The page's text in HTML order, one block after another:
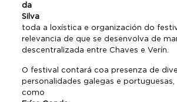
da
Silva
toda a loxística e organización do
relevancia de que se desenvolva de
descentralizada entre Chaves e Verín.
O festival contará coa presenza de
personalidades galegas e portuguesas,